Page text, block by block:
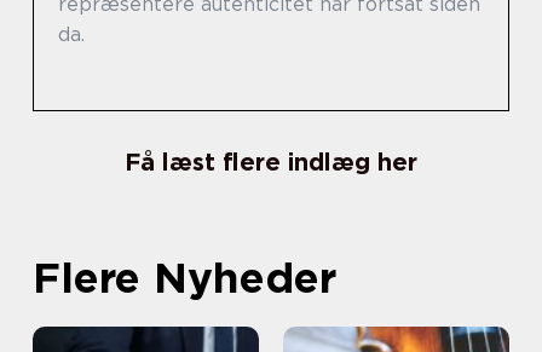
da.
Få læst flere indlæg her
Flere Nyheder